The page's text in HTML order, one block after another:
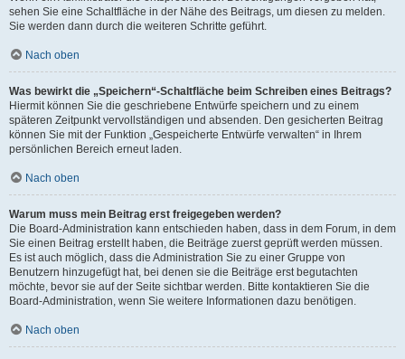
sehen Sie eine Schaltfläche in der Nähe des Beitrags, um diesen zu melden.
Sie werden dann durch die weiteren Schritte geführt.
Nach oben
Was bewirkt die „Speichern“-Schaltfläche beim Schreiben eines Beitrags?
Hiermit können Sie die geschriebene Entwürfe speichern und zu einem
späteren Zeitpunkt vervollständigen und absenden. Den gesicherten Beitrag
können Sie mit der Funktion „Gespeicherte Entwürfe verwalten“ in Ihrem
persönlichen Bereich erneut laden.
Nach oben
Warum muss mein Beitrag erst freigegeben werden?
Die Board-Administration kann entschieden haben, dass in dem Forum, in dem
Sie einen Beitrag erstellt haben, die Beiträge zuerst geprüft werden müssen.
Es ist auch möglich, dass die Administration Sie zu einer Gruppe von
Benutzern hinzugefügt hat, bei denen sie die Beiträge erst begutachten
möchte, bevor sie auf der Seite sichtbar werden. Bitte kontaktieren Sie die
Board-Administration, wenn Sie weitere Informationen dazu benötigen.
Nach oben